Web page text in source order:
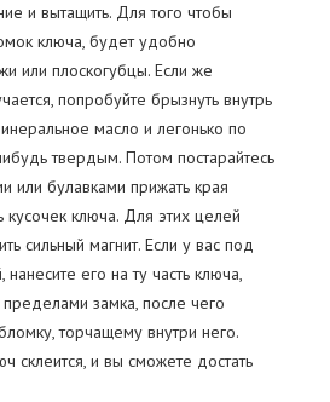
и вытащить. Для того чтобы
ключа, будет удобно
или плоскогубцы. Если же
попробуйте брызнуть внутрь
масло и легонько по
твердым. Потом постарайтесь
или булавками прижать края
кусочек ключа. Для этих целей
сильный магнит. Если у вас под
нанесите его на ту часть ключа,
пределами замка, после чего
торчащему внутри него.
склеится, и вы сможете достать